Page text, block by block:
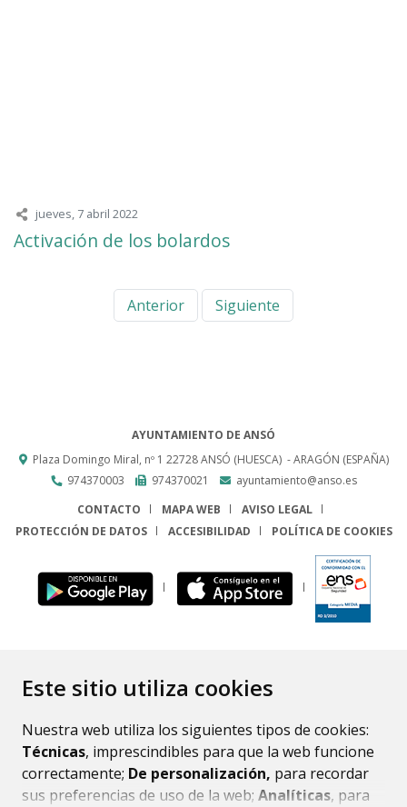
Este sitio utiliza cookies
Nuestra web utiliza los siguientes tipos de cookies:
Técnicas, imprescindibles para que la web funcione
correctamente; De personalización, para recordar
sus preferencias de uso de la web; Analíticas, para
jueves, 7 abril 2022
Activación de los bolardos
Anterior Siguiente
AYUNTAMIENTO DE ANSÓ
Plaza Domingo Miral, nº 1 22728 ANSÓ (HUESCA) - ARAGÓN (ESPAÑA)
974370003
974370021
ayuntamiento@anso.es
CONTACTO
MAPA WEB
AVISO LEGAL
PROTECCIÓN DE DATOS
ACCESIBILIDAD POLÍTICA DE COOKIES